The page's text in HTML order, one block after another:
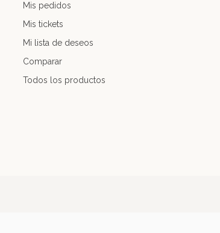
Mis pedidos
Mis tickets
Mi lista de deseos
Comparar
Todos los productos